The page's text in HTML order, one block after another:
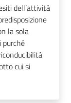
dell’attività
la sola
purché
cui si